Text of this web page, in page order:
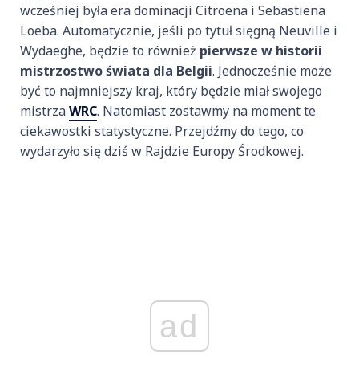
wcześniej była era dominacji Citroena i Sebastiena
Loeba. Automatycznie, jeśli po tytuł sięgną Neuville i
Wydaeghe, będzie to również pierwsze w historii
mistrzostwo świata dla Belgii. Jednocześnie może
być to najmniejszy kraj, który będzie miał swojego
mistrzaWRC. Natomiast zostawmy na moment te
ciekawostki statystyczne. Przejdźmy do tego, co
wydarzyło się dziś w Rajdzie Europy Środkowej.
ad